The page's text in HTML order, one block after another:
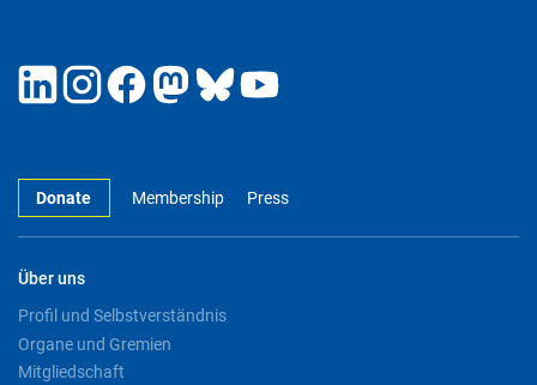
Donate Membership Press
Über uns
Profil und Selbstverständnis
Organe und Gremien
Mitgliedschaft